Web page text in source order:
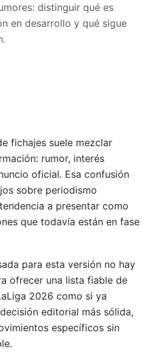
distinguir qué es
en desarrollo y qué sigue
fichajes suele mezclar
rumor, interés
oficial. Esa confusión
sobre periodismo
a presentar como
que todavía están en fase
para esta versión no hay
ofrecer una lista fiable de
2026 como si ya
editorial más sólida,
específicos sin